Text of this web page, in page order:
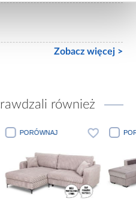
Zobacz więcej >
również
PORÓWNAJ